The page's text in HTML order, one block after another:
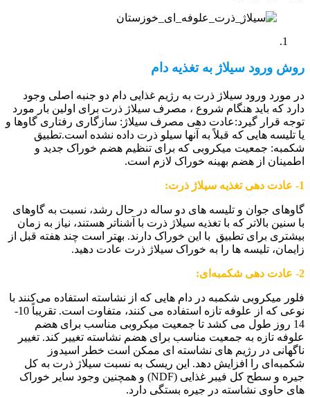
روش ورود سیلاژ به تغذیه دام
در مورد ورود سیلاژ ذرت به رژیم غذایی دام دو جنبه اصلی وجود
دارد که باید هنگام شروع ، مصرف سیلاژ ذرت برای اولین بار مورد
توجه قرار گیرد:عادت دهی مصرف سیلاژ: سازگاری رفتاری گاوها و
یا تلیسه هایی که قبلاً به آنها سیلو ذرت داده نشده است.تطبیق
شکمبه: جمعیت میکروبی که برای تنظیم هضم خوراک جدید و
اطمینان از هضم بهینه خوراک لازم است.
1- عادت دهی تغذیه سیلاژ ذرت:
گاوهای جوان و تلیسه های دو ساله در حال رشد، نسبت به گاوهای
با سنین بالاتر که با تغذیه سیلاژ ذرت با آشناتر هستند، نیاز به زمان
بیشتری برای تطبیق با این خوراک دارند. بهتر است چند هفته قبل از
زایمان، تلیسه ها را به خوراک سیلاژ ذرت عادت دهید.
2- عادت دهی شکمبه‌ای:
فلور میکروبی شکمبه در دام هایی که از نشاسته استفاده می‌کنند با
نوعی که از علوفه تازه استفاده می کنند، متفاوت است. تقریباً 10-
14 روز طول می کشد تا جمعیت میکروبی مناسب برای هضم
علوفه تازه به جمعیت مناسب برای هضم نشاسته تغییر کند. تغییر
ناگهانی در رژیم های نشاسته ای ممکن است خطر اسیدوز
شکمبه‌ای را افزایش دهد. این ریسک به نسبت سیلاژ ذرت به کل
جیره و سطح کل فیبر غذایی (NDF) و همچنین وجود سایر خوراک
های حاوی نشاسته در جیره بستگی دارد.